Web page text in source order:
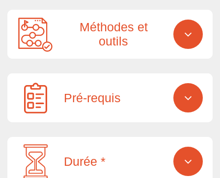
Méthodes et
outils
Pré-requis
Durée *